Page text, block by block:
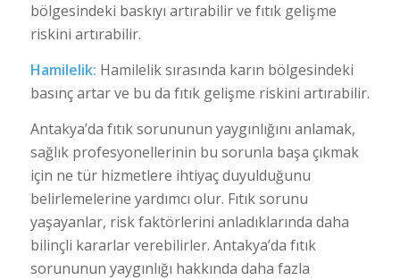
bölgesindeki baskıyı artırabilir ve fıtık gelişme
riskini artırabilir.
Hamilelik: Hamilelik sırasında karın bölgesindeki
basınç artar ve bu da fıtık gelişme riskini artırabilir.
Antakya’da fıtık sorununun yaygınlığını anlamak,
sağlık profesyonellerinin bu sorunla başa çıkmak
için ne tür hizmetlere ihtiyaç duyulduğunu
belirlemelerine yardımcı olur. Fıtık sorunu
yaşayanlar, risk faktörlerini anladıklarında daha
bilinçli kararlar verebilirler. Antakya’da fıtık
sorununun yaygınlığı hakkında daha fazla